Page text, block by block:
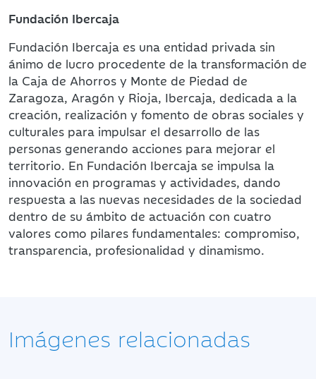
Fundación Ibercaja
Fundación Ibercaja es una entidad privada sin
ánimo de lucro procedente de la transformación de
la Caja de Ahorros y Monte de Piedad de
Zaragoza, Aragón y Rioja, Ibercaja, dedicada a la
creación, realización y fomento de obras sociales y
culturales para impulsar el desarrollo de las
personas generando acciones para mejorar el
territorio. En Fundación Ibercaja se impulsa la
innovación en programas y actividades, dando
respuesta a las nuevas necesidades de la sociedad
dentro de su ámbito de actuación con cuatro
valores como pilares fundamentales: compromiso,
transparencia, profesionalidad y dinamismo.
Imágenes relacionadas